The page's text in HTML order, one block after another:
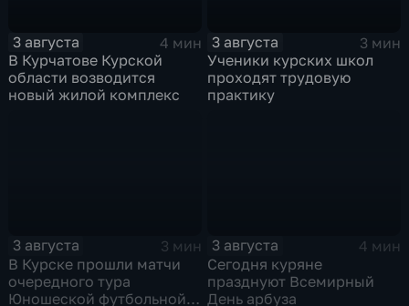
3 августа
4 мин
В Курчатове Курской
области возводится
новый жилой комплекс
3 августа
3 мин
Ученики курских школ
проходят трудовую
практику
3 августа
3 мин
В Курске прошли матчи
очередного тура
Юношеской футбольной
3 августа
4 мин
Сегодня куряне
празднуют Всемирный
День арбуза